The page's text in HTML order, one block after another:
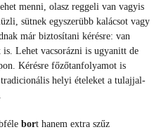
menni, olasz reggeli van vagyis
sütnek egyszerübb kalácsot vagy
már biztosítani kérésre: van
is. Lehet vacsorázni is ugyanitt de
Kérésre főzőtanfolyamot is
helyi ételeket a tulajjal-
bort hanem extra szűz